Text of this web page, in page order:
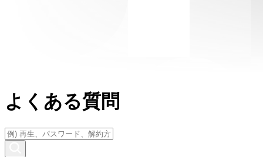
よくある質問